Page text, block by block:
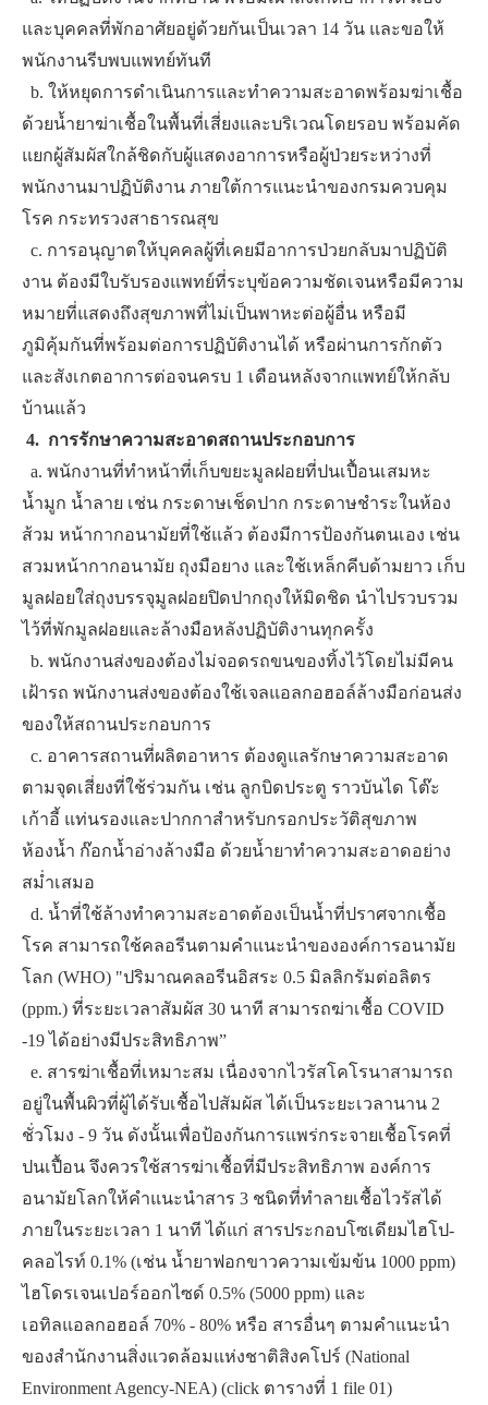
และบุคคลที่พักอาศัยอยู่ด้วยกันเป็นเวลา 14 วัน และขอให้
พนักงานรีบพบแพทย์ทันที
​ ​ b.​ ให้หยุดการดำเนินการและทำความสะอาดพร้อมฆ่าเชื้อ
ด้วยน้ำยาฆ่าเชื้อในพื้นที่เสี่ยงและบริเวณโดยรอบ พร้อมคัด
แยกผู้สัมผัสใกล้ชิดกับผู้แสดงอาการหรือผู้ป่วยระหว่างที่
พนักงานมาปฏิบัติงาน ภายใต้การแนะนำของกรมควบคุม
โรค กระทรวงสาธารณสุข
​ ​ ​c. การอนุญาตให้บุคคลผู้ที่เคยมีอาการป่วยกลับมาปฏิบัติ
งาน ต้องมีใบรับรองแพทย์ที่ระบุข้อความชัดเจนหรือมีความ
หมายที่แสดงถึงสุขภาพที่ไม่เป็นพาหะต่อผู้อื่น หรือมี
ภูมิคุ้มกันที่พร้อมต่อการปฏิบัติงานได้ หรือผ่านการกักตัว
และสังเกตอาการต่อจนครบ 1 เดือนหลังจากแพทย์ให้กลับ
บ้านแล้ว
4. ​ ​การรักษาความสะอาดสถานประกอบการ
​ ​ ​a. พนักงานที่ทำหน้าที่เก็บขยะมูลฝอยที่ปนเปื้อนเสมหะ
น้ำมูก น้ำลาย เช่น กระดาษเช็ดปาก กระดาษชำระในห้อง
ส้วม หน้ากากอนามัยที่ใช้แล้ว ต้องมีการป้องกันตนเอง เช่น
สวมหน้ากากอนามัย ถุงมือยาง และใช้เหล็กคีบด้ามยาว เก็บ
มูลฝอยใส่ถุงบรรจุมูลฝอยปิดปากถุงให้มิดชิด นำไปรวบรวม
ไว้ที่พักมูลฝอยและล้างมือหลังปฏิบัติงานทุกครั้ง
​ ​ ​b. พนักงานส่งของต้องไม่จอดรถขนของทิ้งไว้โดยไม่มีคน
เฝ้ารถ พนักงานส่งของต้องใช้เจลแอลกอฮอล์ล้างมือก่อนส่ง
ของให้สถานประกอบการ
​ ​ ​c. อาคารสถานที่ผลิตอาหาร ต้องดูแลรักษาความสะอาด
ตามจุดเสี่ยงที่ใช้ร่วมกัน เช่น ลูกบิดประตู ราวบันได โต๊ะ
เก้าอี้ แท่นรองและปากกาสำหรับกรอกประวัติสุขภาพ
ห้องน้ำ ก๊อกน้ำอ่างล้างมือ ด้วยน้ำยาทำความสะอาดอย่าง
สม่ำเสมอ
​ ​ ​d. น้ำที่ใช้ล้างทำความสะอาดต้องเป็นน้ำที่ปราศจากเชื้อ
โรค สามารถใช้คลอรีนตามคำแนะนำขององค์การอนามัย
โลก (WHO) "ปริมาณคลอรีนอิสระ 0.5 มิลลิกรัมต่อลิตร
(ppm.) ที่ระยะเวลาสัมผัส 30 นาที สามารถฆ่าเชื้อ COVID
-19 ได้อย่างมีประสิทธิภาพ”
​ ​ ​e. สารฆ่าเชื้อที่เหมาะสม เนื่องจากไวรัสโคโรนาสามารถ
อยู่ในพื้นผิวที่ผู้ได้รับเชื้อไปสัมผัส ได้เป็นระยะเวลานาน 2
ชั่วโมง - 9 วัน ดังนั้นเพื่อป้องกันการแพร่กระจายเชื้อโรคที่
ปนเปื้อน จึงควรใช้สารฆ่าเชื้อที่มีประสิทธิภาพ องค์การ
อนามัยโลกให้คำแนะนำสาร 3 ชนิดที่ทำลายเชื้อไวรัสได้
ภายในระยะเวลา 1 นาที ได้แก่ สารประกอบโซเดียมไฮโป-
คลอไรท์ 0.1% (เช่น น้ำยาฟอกขาวความเข้มข้น 1000 ppm)
ไฮโดรเจนเปอร์ออกไซด์ 0.5% (5000 ppm) และ
เอทิลแอลกอฮอล์ 70% - 80% หรือ สารอื่นๆ ตามคำแนะนำ
ของสำนักงานสิ่งแวดล้อมแห่งชาติสิงคโปร์ (National
Environment Agency-NEA) (click ตารางที่ 1 file 01)